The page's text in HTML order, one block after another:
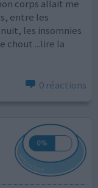
corps allait me
entre les
les insomnies
chout ...lire la
0 réactions